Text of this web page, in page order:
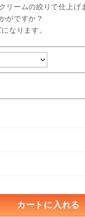
リームの絞りで仕上げ
がですか？
なります。
カートに入れる